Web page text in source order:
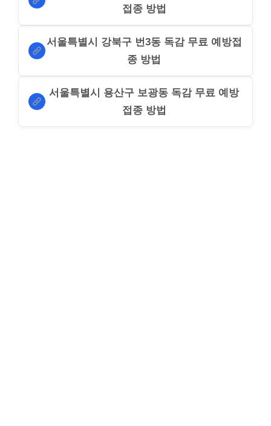
접종 방법
서울특별시 강북구 번3동 독감 무료 예방접
종 방법
서울특별시 용산구 보광동 독감 무료 예방
접종 방법